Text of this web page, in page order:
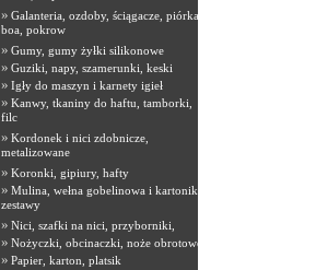
» Galanteria, ozdoby, ściągacze, piórka,
boa, pokrow
» Gumy, gumy żyłki silikonowe
» Guziki, napy, szamerunki, keski
» Igły do maszyn i karnety igieł
» Kanwy, tkaniny do haftu, tamborki,
filc
» Kordonek i nici zdobnicze,
metalizowane
» Koronki, gipiury, hafty
» Mulina, wełna gobelinowa i kartoniki,
zestawy
» Nici, szafki na nici, przyborniki,
» Nożyczki, obcinaczki, noże obrotowe
» Papier, karton, platsik